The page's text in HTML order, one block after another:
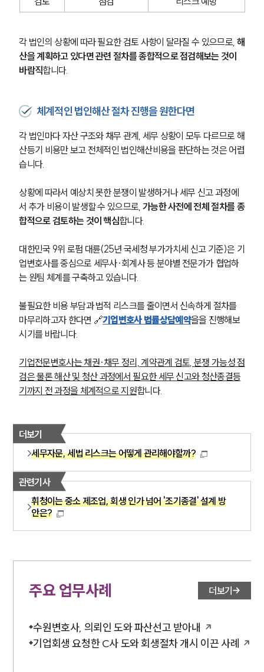
각 법인의 상황에 따라 필요한 검토 사항이 달라질 수 있으므로, 해
산을 계획하고 있다면 관련 절차를 종합적으로 점검해보는 것이
바람직합니다.
체계적인 법인해산 절차 진행을 원한다면
각 법인마다 자산 구조와 채무 관계, 세무 상황이 모두 다르므로 해
산등기 비용만 보고 전체적인 법인해산비용을 판단하는 것은 어렵
습니다.
상황에 따라서 예상치 못한 분쟁이 발생하거나 세무 신고 과정에
서 추가 비용이 발생할 수 있으므로, 가능한 사전에 전체 절차를 종
합적으로 검토하는 것이 핵심합니다.
대한민국 9위 로펌 대륜(25년 국세청 부가가치세 신고 기준)은 기
업변호사를 중심으로 세무사·회계사 등 분야별 전문가가 협업하
는 원팀 체계를 구축하고 있습니다.
불필요한 비용 부담과 법적 리스크를 줄이면서 신속하게 절차를
마무리하고자 한다면 🔗기업변호사 법률상담예약을을 진행해보
시기를 바랍니다.
기업전문변호사는 채권·채무 정리, 계약관계 검토, 분쟁 가능성 점
검은 물론 해산 및 청산 과정에서 필요한 세무 신고와 청산종결등
기까지 전 과정을 체계적으로 지원합니다.
더보기
세무자문, 세법 리스크는 어떻게 관리해야할까?
관련기사
휘청이는 중소 제조업, 회생 인가 넘어 '조기종결' 설계 방
안은?
주요 업무사례 더보기
수원변호사, 의뢰인 도와 파산선고 받아내
기업회생 요청한 C사 도와 회생절차 개시 이끈 사례